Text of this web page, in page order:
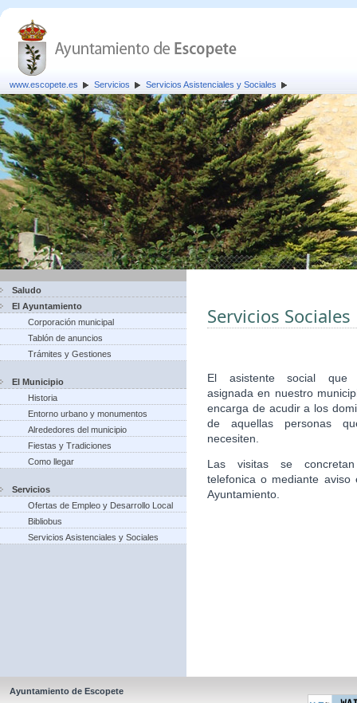
www.escopete.es Servicios Servicios Asistenciales y Sociales
Saludo
El Ayuntamiento
Corporación municipal
Tablón de anuncios
Trámites y Gestiones
El Municipio
Historia
Entorno urbano y monumentos
Alrededores del municipio
Fiestas y Tradiciones
Como llegar
Servicios
Ofertas de Empleo y Desarrollo Local
Bibliobus
Servicios Asistenciales y Sociales
Servicios Sociales
El asistente social que
asignada en nuestro
encarga de acudir a los
de aquellas personas
necesiten.
Las visitas se
telefonica o mediante aviso
Ayuntamiento.
Ayuntamiento de Escopete